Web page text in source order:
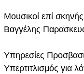
Μουσικοί επί
Βαγγέλης
Υπηρεσίες
Υπερτιτλισμός για